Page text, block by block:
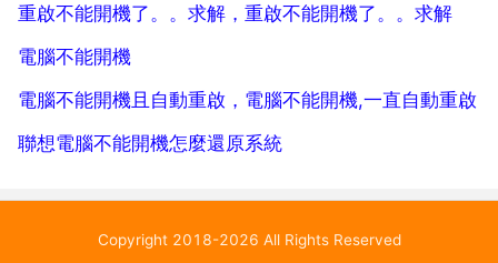
重啟不能開機了。。求解，重啟不能開機了。。求解
電腦不能開機
電腦不能開機且自動重啟，電腦不能開機,一直自動重啟
聯想電腦不能開機怎麼還原系統
Copyright 2018-2026 All Rights Reserved